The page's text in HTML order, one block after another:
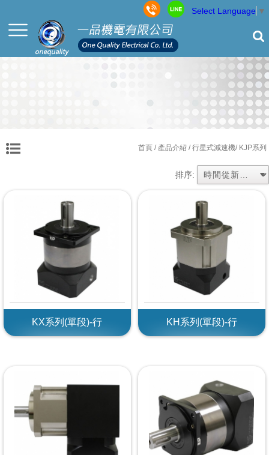
Select Language ▼
首頁/ 產品介紹 /行星式減速機/ KJP系列
排序:
KX系列(單段)-行 KH系列(單段)-行